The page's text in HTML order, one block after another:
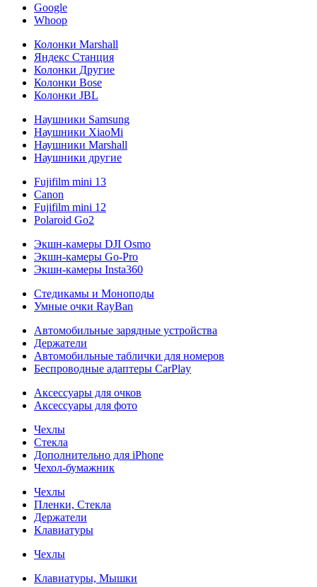
Google
Whoop
Колонки Marshall
Яндекс Станция
Колонки Другие
Колонки Bose
Колонки JBL
Наушники Samsung
Наушники XiaoMi
Наушники Marshall
Наушники другие
Fujifilm mini 13
Canon
Fujifilm mini 12
Polaroid Go2
Экшн-камеры DJI Osmo
Экшн-камеры Go-Pro
Экшн-камеры Insta360
Стедикамы и Моноподы
Умные очки RayBan
Автомобильные зарядные устройства
Держатели
Автомобильные таблички для номеров
Беспроводные адаптеры CarPlay
Аксессуары для очков
Аксессуары для фото
Чехлы
Стекла
Дополнительно для iPhone
Чехол-бумажник
Чехлы
Пленки, Стекла
Держатели
Клавиатуры
Чехлы
Клавиатуры, Мышки